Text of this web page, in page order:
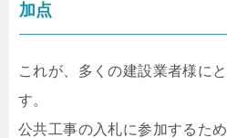
加点
これが、多くの建設業者様に
す。
公共工事の入札に参加するた